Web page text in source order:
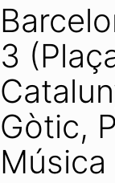
3
Gòtic,
Música